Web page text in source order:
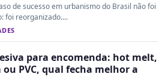
de sucesso em urbanismo do Brasil não foi
foi reorganizado....
para encomenda: hot melt,
PVC, qual fecha melhor a